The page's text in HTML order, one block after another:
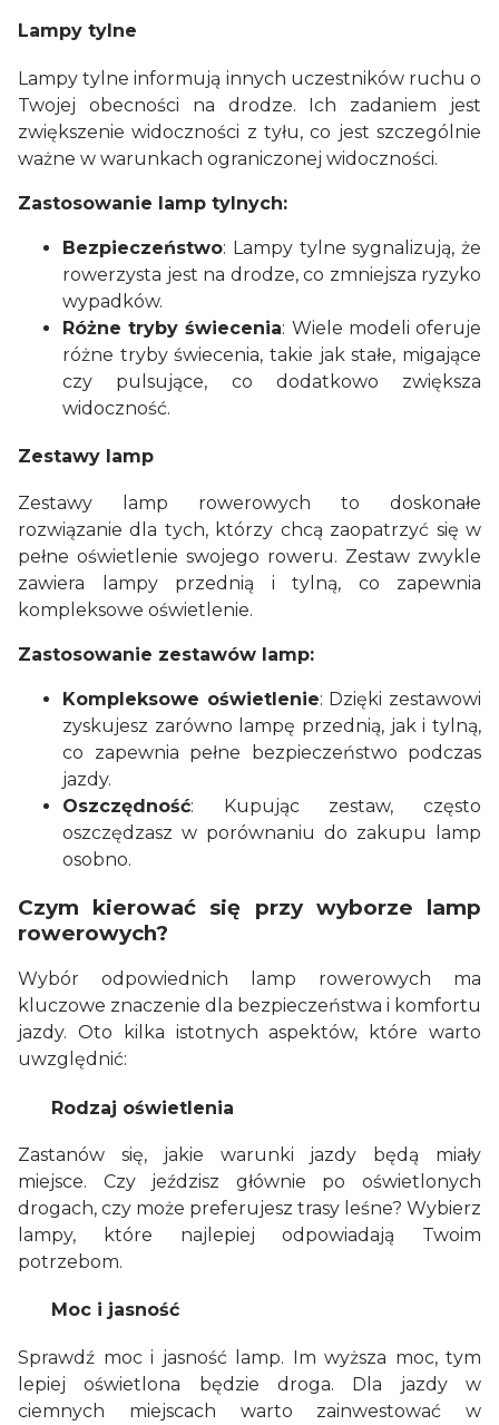
Lampy tylne
Lampy tylne informują innych uczestników ruchu o
Twojej obecności na drodze. Ich zadaniem jest
zwiększenie widoczności z tyłu, co jest szczególnie
ważne w warunkach ograniczonej widoczności.
Zastosowanie lamp tylnych:
Bezpieczeństwo: Lampy tylne sygnalizują, że
rowerzysta jest na drodze, co zmniejsza ryzyko
wypadków.
Różne tryby świecenia: Wiele modeli oferuje
różne tryby świecenia, takie jak stałe, migające
czy pulsujące, co dodatkowo zwiększa
widoczność.
Zestawy lamp
Zestawy lamp rowerowych to doskonałe
rozwiązanie dla tych, którzy chcą zaopatrzyć się w
pełne oświetlenie swojego roweru. Zestaw zwykle
zawiera lampy przednią i tylną, co zapewnia
kompleksowe oświetlenie.
Zastosowanie zestawów lamp:
Kompleksowe oświetlenie: Dzięki zestawowi
zyskujesz zarówno lampę przednią, jak i tylną,
co zapewnia pełne bezpieczeństwo podczas
jazdy.
Oszczędność: Kupując zestaw, często
oszczędzasz w porównaniu do zakupu lamp
osobno.
Czym kierować się przy wyborze lamp
rowerowych?
Wybór odpowiednich lamp rowerowych ma
kluczowe znaczenie dla bezpieczeństwa i komfortu
jazdy. Oto kilka istotnych aspektów, które warto
uwzględnić:
Rodzaj oświetlenia
Zastanów się, jakie warunki jazdy będą miały
miejsce. Czy jeździsz głównie po oświetlonych
drogach, czy może preferujesz trasy leśne? Wybierz
lampy, które najlepiej odpowiadają Twoim
potrzebom.
Moc i jasność
Sprawdź moc i jasność lamp. Im wyższa moc, tym
lepiej oświetlona będzie droga. Dla jazdy w
ciemnych miejscach warto zainwestować w